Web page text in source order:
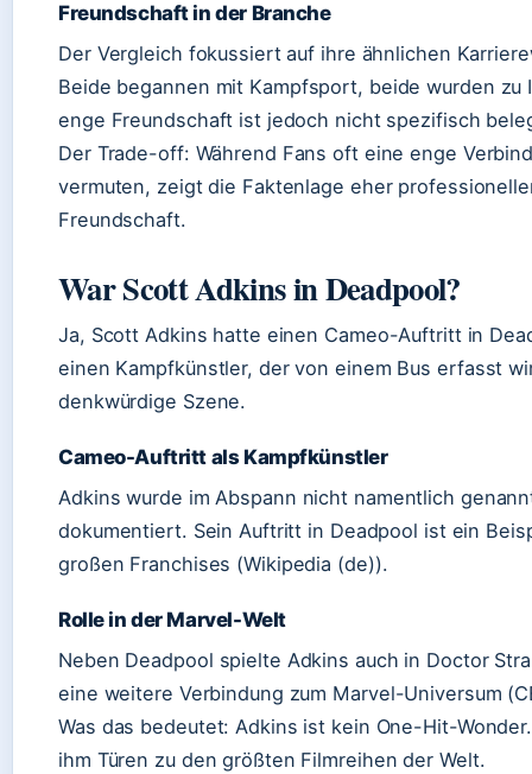
Freundschaft in der Branche
Der Vergleich fokussiert auf ihre ähnlichen
Beide begannen mit Kampfsport, beide wurden zu
enge Freundschaft ist jedoch nicht spezifisch
Der Trade-off: Während Fans oft eine enge
vermuten, zeigt die Faktenlage eher
Freundschaft.
War Scott Adkins in Deadpool?
Ja, Scott Adkins hatte einen Cameo-Auftritt in
einen Kampfkünstler, der von einem Bus erfasst
denkwürdige Szene.
Cameo-Auftritt als Kampfkünstler
Adkins wurde im Abspann nicht namentlich
dokumentiert. Sein Auftritt in Deadpool ist ein
großen Franchises (Wikipedia (de)).
Rolle in der Marvel-Welt
Neben Deadpool spielte Adkins auch in Doctor
eine weitere Verbindung zum Marvel-Universum
Was das bedeutet: Adkins ist kein One-Hit-
ihm Türen zu den größten Filmreihen der Welt.